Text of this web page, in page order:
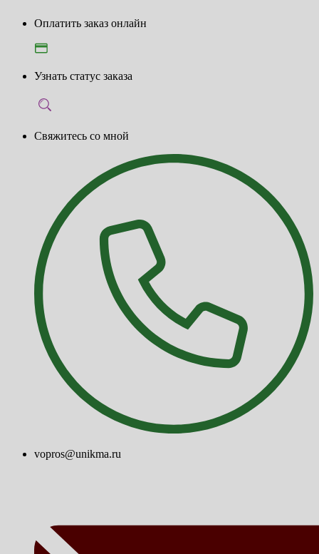
Оплатить заказ онлайн
Узнать статус заказа
Свяжитесь со мной
vopros@unikma.ru